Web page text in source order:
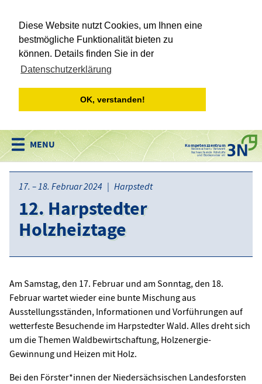
Diese Website nutzt Cookies, um Ihnen eine
bestmögliche Funktionalität bieten zu
können. Details finden Sie in der
Datenschutzerklärung
OK, verstanden!
Kompetenzzentrum
Niedersachsen • Netzwerk
Nachwachsende Rohstoffe
und Bioökonomie e.V.
17. – 18. Februar 2024 | Harpstedt
12. Harpstedter
Holzheiztage
Am Samstag, den 17. Februar und am Sonntag, den 18.
Februar wartet wieder eine bunte Mischung aus
Ausstellungsständen, Informationen und Vorführungen auf
wetterfeste Besuchende im Harpstedter Wald. Alles dreht sich
um die Themen Waldbewirtschaftung, Holzenergie-
Gewinnung und Heizen mit Holz.
Bei den Förster*innen der Niedersächsischen Landesforsten